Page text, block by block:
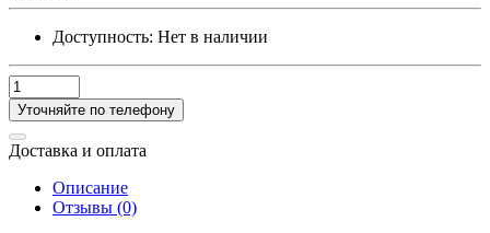
Доступность: Нет в наличии
Уточняйте по телефону
Доставка и оплата
Описание
Отзывы (0)